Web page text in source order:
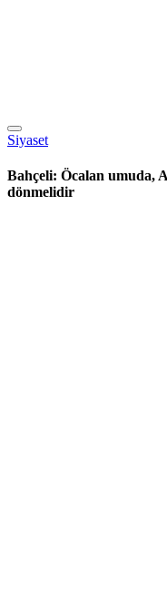
Siyaset
Bahçeli: Öcalan umuda,
dönmelidir